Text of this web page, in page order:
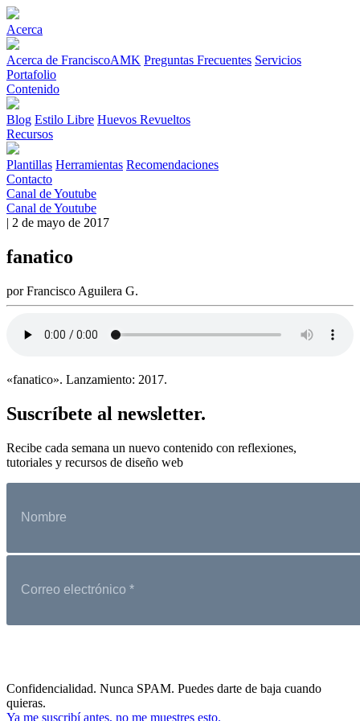
Acerca
Acerca de FranciscoAMK Preguntas Frecuentes Servicios
Portafolio
Contenido
Blog Estilo Libre Huevos Revueltos
Recursos
Plantillas Herramientas Recomendaciones
Contacto
Canal de Youtube
Canal de Youtube
| 2 de mayo de 2017
fanatico
por Francisco Aguilera G.
«fanatico». Lanzamiento: 2017.
Suscríbete al newsletter.
Recibe cada semana un nuevo contenido con reflexiones,
tutoriales y recursos de diseño web
Confidencialidad. Nunca SPAM. Puedes darte de baja cuando
quieras.
Ya me suscribí antes, no me muestres esto.